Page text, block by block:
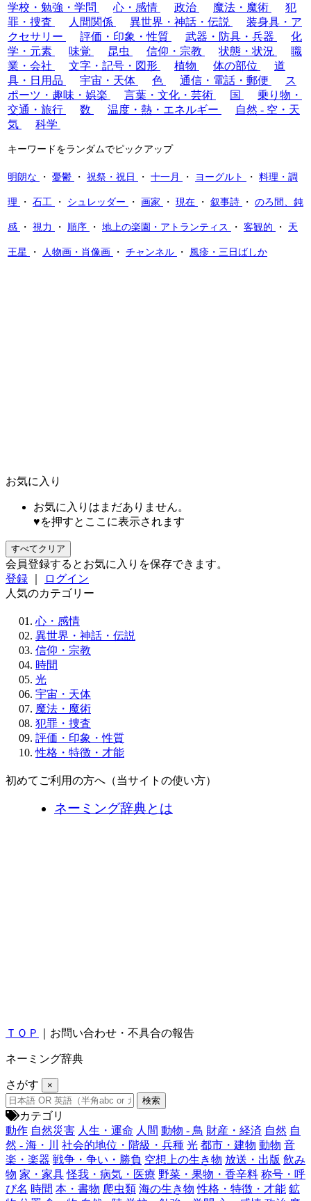
学校・勉強・学問
心・感情 政治 魔法・魔術
犯
罪・捜査
人間関係 異世界・神話・伝説
装身具・ア
クセサリー
評価・印象・性質 武器・防具・兵器
化
学・元素
味覚 昆虫 信仰・宗教 状態・状況
職
業・会社
文字・記号・図形 植物 体の部位
道
具・日用品
宇宙・天体 色 通信・電話・郵便
ス
ポーツ・趣味・娯楽
言葉・文化・芸術 国
乗り物・
交通・旅行
数 温度・熱・エネルギー
自然 - 空・天
気
科学
キーワードをランダムでピックアップ
明朗な ・ 憂鬱 ・ 祝祭・祝日 ・ 十一月 ・ ヨーグルト ・ 料理・調
理 ・ 石工 ・ シュレッダー ・ 画家 ・ 現在 ・ 叙事詩 ・ のろ間、鈍
感 ・ 視力 ・ 順序 ・ 地上の楽園・アトランティス ・ 客観的 ・ 天
王星 ・ 人物画・肖像画 ・ チャンネル ・ 風疹・三日ばしか
お気に入り
お気に入りはまだありません。
♥を押すとここに表示されます
すべてクリア
会員登録するとお気に入りを保存できます。
登録
ログイン
人気のカテゴリー
心・感情
異世界・神話・伝説
信仰・宗教
時間
光
宇宙・天体
魔法・魔術
犯罪・捜査
評価・印象・性質
性格・特徴・才能
初めてご利用の方へ（当サイトの使い方）
ネーミング辞典とは
ＴＯＰ ｜お問い合わせ・不具合の報告
ネーミング辞典
さがす ×
カテゴリ
動作 自然災害 人生・運命 人間 動物 - 鳥 財産・経済 自然 自
然 - 海・川
社会的地位・階級・兵種 光 都市・建物 動物 音
楽・楽器 戦争・争い・勝負 空想上の生き物 放送・出版 飲み
物 家・家具 怪我・病気・医療 野菜・果物・香辛料 称号・呼
び名 時間 本・書物 爬虫類 海の生き物 性格・特徴・才能 鉱